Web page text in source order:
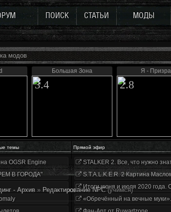
ПОИСК СТАТЬИ МОДЫ
модов
Большая Зона
3.4
Я -
2.8
темы Прямой эфир
OGSR Engine
В ГОРОДА"
STALKER 2. Все, что нужно
S.T.A.L.K.E.R. 2 Картина
Итоги июня и июля 2020 года.
«Обречённый на вечные
- Архив » Редактирование NPC (учимся)